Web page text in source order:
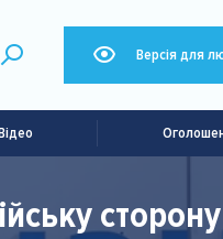
Версія для
сторону